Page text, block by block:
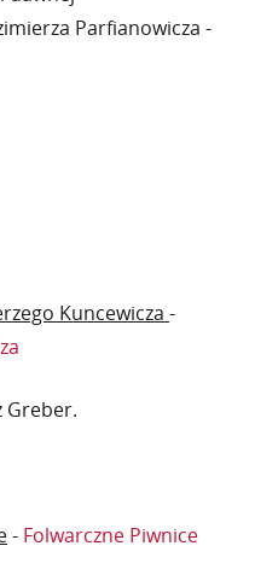
Parfianowicza -
Kuncewicza -
Greber.
- Folwarczne Piwnice